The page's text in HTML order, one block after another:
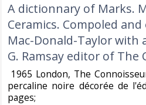
‎A dictionnary of Marks.
Ceramics. Compoled
Mac-Donald-Taylor with
G. Ramsay editor of The
1965 London, The
percaline noire décorée de
pages; ‎